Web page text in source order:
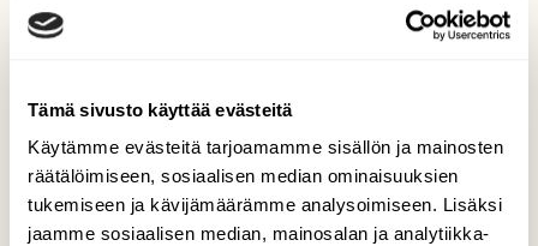
Tämä sivusto käyttää evästeitä
Käytämme evästeitä tarjoamamme sisällön ja mainosten
räätälöimiseen, sosiaalisen median ominaisuuksien
tukemiseen ja kävijämäärämme analysoimiseen. Lisäksi
jaamme sosiaalisen median, mainosalan ja analytiikka-